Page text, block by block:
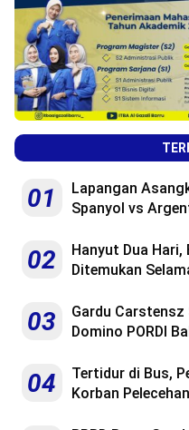
01
Lapangan
Spanyol vs
02
Hanyut Dua
Ditemukan
03
Gardu Carstensz
Domino PORDI
04
Tertidur di Bus,
Korban Pelecehan